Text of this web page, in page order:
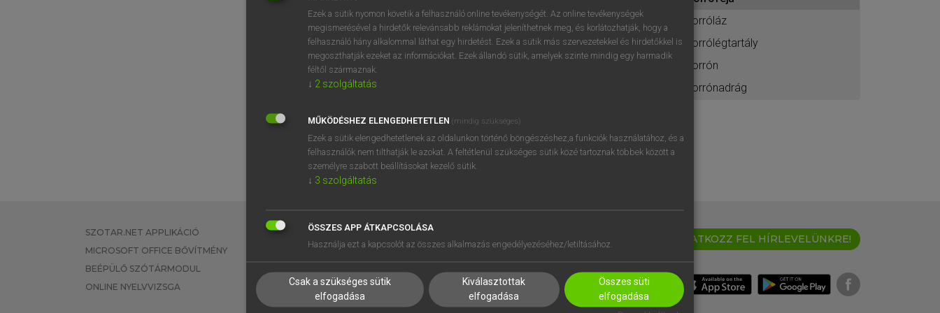
BELÉPÉS
próbaverziójának elindításához
regisztrálok ésbelépek.
REGISZTRÁCIÓ
forróláz
forrólégtartály
forrón
forrónadrág
SZOTAR.NET APPLIKÁCIÓ
MICROSOFT OFFICE BŐVÍTMÉNY
BEÉPÜLŐ SZÓTÁRMODUL
ONLINE NYELVVIZSGA
EGYÉNI FELHASZNÁLÓKNAK
TANULÓKNAK
VÁLLALATI MEGOLDÁSOK
SÚGÓ
RÓLUNK
SÜTI BEÁLLÍTÁSOK
IRATKOZZ FEL HÍRLEVELÜNKRE!
Ezek a sütik nyomon követik a felhasználó online tevékenységét. Az online tevékenységek
megismerésével a hirdetők relevánsabb reklámokat jeleníthetnek meg, és korlátozhatják, hogy a
felhasználó hány alkalommal láthat egy hirdetést. Ezek a sütik más szervezetekkel és hirdetőkkel is
megoszthatják ezeket az információkat. Ezek állandó sütik, amelyek szinte mindig egy harmadik
féltől származnak.
↓ 2 szolgáltatás
MŰKÖDÉSHEZ ELENGEDHETETLEN (mindig szükséges)
Ezek a sütik elengedhetetlenek az oldalunkon történő böngészéshez,a funkciók használatához, és a
felhasználók nem tilthatják le azokat. A feltétlenül szükséges sütik közé tartoznak többek között a
személyre szabott beállításokat kezelő sütik.
↓ 3 szolgáltatás
ÖSSZES APP ÁTKAPCSOLÁSA
Használja ezt a kapcsolót az összes alkalmazás engedélyezéséhez/letiltásához.
Csak a szükséges sütik
elfogadása
Kiválasztottak
elfogadása
Összes süti
elfogadása